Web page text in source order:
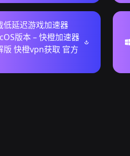
低延迟游戏加速器
版本 – 快橙加速器
版 快橙vpn获取 官方